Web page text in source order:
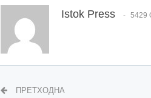
Istok Press 5429
ПРЕТХОДНА